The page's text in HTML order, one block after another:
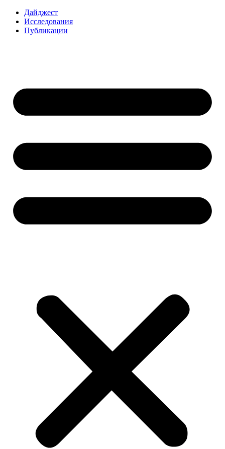
Перейти
содержимому
Дайджест
Исследования
Публикации